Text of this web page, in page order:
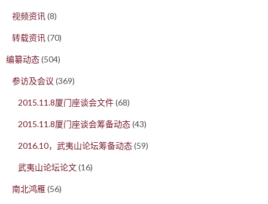
视频资讯(8)
转载资讯(70)
编纂动态(504)
参访及会议 (369)
2015.11.8厦门座谈会文件(68)
2015.11.8厦门座谈会筹备动态(43)
2016.10，武夷山论坛筹备动态(59)
武夷山论坛论文(16)
南北鸿雁(56)